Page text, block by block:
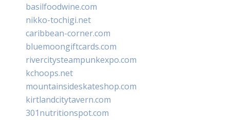
basilfoodwine.com
nikko-tochigi.net
caribbean-corner.com
bluemoongiftcards.com
rivercitysteampunkexpo.com
kchoops.net
mountainsideskateshop.com
kirtlandcitytavern.com
301nutritionspot.com